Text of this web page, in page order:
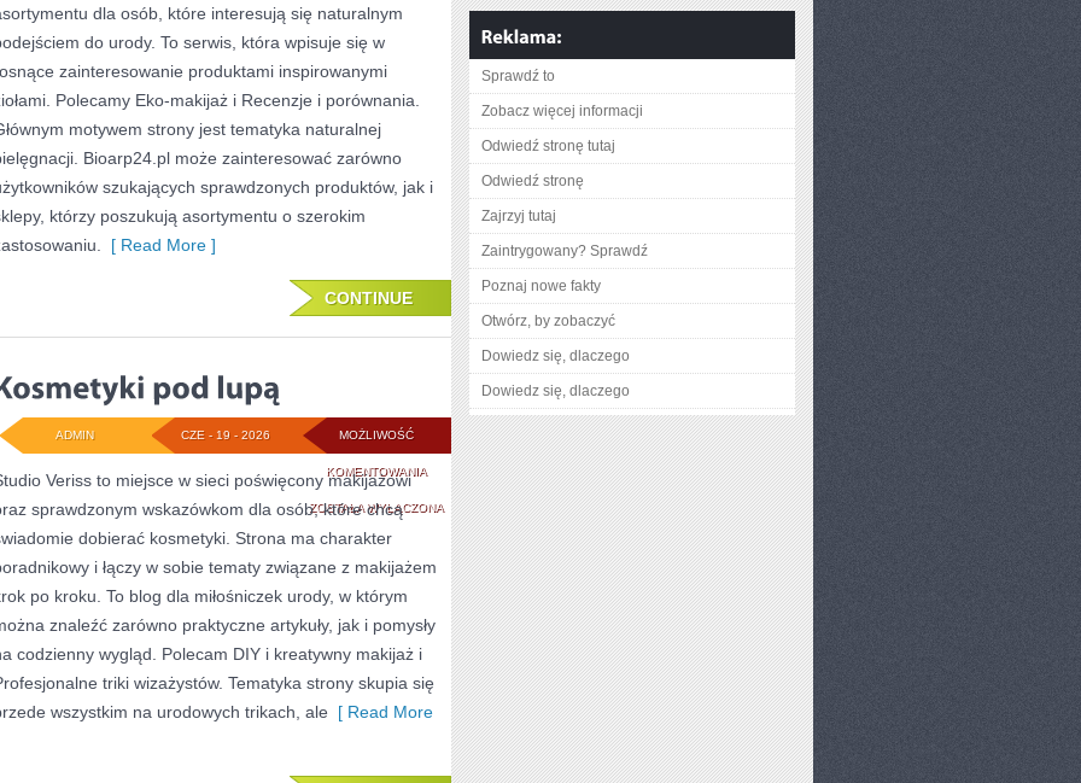
SAM
dla osób, które interesują się naturalnym
do urody. To serwis, która wpisuje się w
zainteresowanie produktami inspirowanymi
Polecamy Eko-makijaż i Recenzje i porównania.
motywem strony jest tematyka naturalnej
Bioarp24.pl może zainteresować zarówno
szukających sprawdzonych produktów, jak i
którzy poszukują asortymentu o szerokim
[ Read More ]
CONTINUE
MOŻLIWOŚĆ
KOMENTOWANIAKOSMETYKI
POD
LUPĄ
ZOSTAŁA WYŁĄCZONA
CZE - 19 - 2026
ADMIN
Veriss to miejsce w sieci poświęcony makijażowi
sprawdzonym wskazówkom dla osób, które chcą
dobierać kosmetyki. Strona ma charakter
i łączy w sobie tematy związane z makijażem
po kroku. To blog dla miłośniczek urody, w którym
znaleźć zarówno praktyczne artykuły, jak i pomysły
codzienny wygląd. Polecam DIY i kreatywny makijaż i
triki wizażystów. Tematyka strony skupia się
wszystkim na urodowych trikach, ale [ Read More
Sprawdź to
Zobacz więcej informacji
Odwiedź stronę tutaj
Odwiedź stronę
Zajrzyj tutaj
Zaintrygowany? Sprawdź
Poznaj nowe fakty
Otwórz, by zobaczyć
Dowiedz się, dlaczego
Dowiedz się, dlaczego